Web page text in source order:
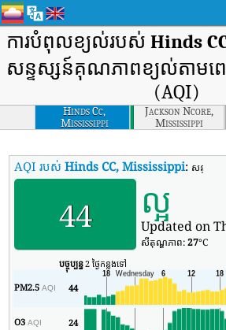
ការបំពុលខ្យល់របស់ Hinds
សន្ទស្សន៍គុណភាពខ្យល់តាមពេ
(AQI)
Hinds Cc,
Mississippi
Jackson Ncore,
Mississippi
AQI របស់Hinds CC, Mississippi: សន្ទស្ស
44 ល្អ
Updated on
សីតុណ្ហភាព:27°C
បច្ចុប្បន្ន2 ថ្ងៃកន្លងទៅ
PM2.5AQI 44
O3AQI 24